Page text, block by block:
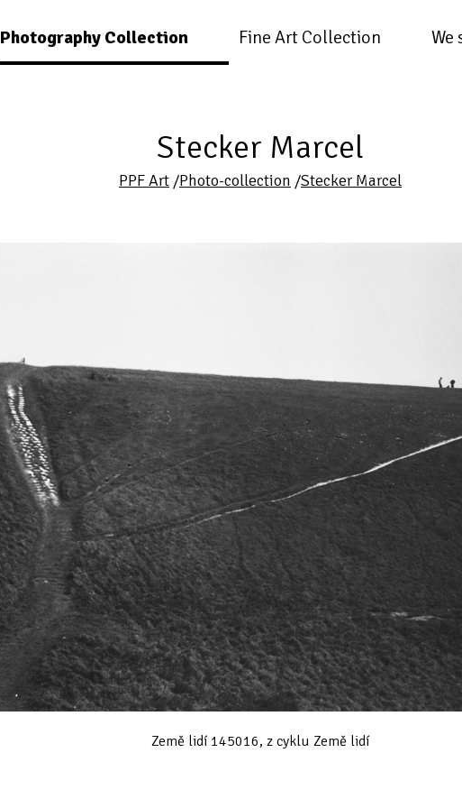
Photography Collection Fine Art Collection We
Stecker Marcel
PPF Art /Photo-collection /Stecker Marcel
Země lidí 145016, z cyklu Země lidí